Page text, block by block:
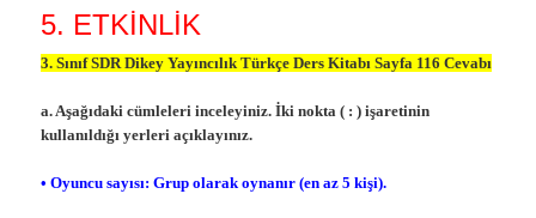
5. ETKİNLİK
3. Sınıf SDR Dikey Yayıncılık Türkçe Ders Kitabı Sayfa 116 Cevabı
a. Aşağıdaki cümleleri inceleyiniz. İki nokta ( : ) işaretinin
kullanıldığı yerleri açıklayınız.
• Oyuncu sayısı: Grup olarak oynanır (en az 5 kişi).